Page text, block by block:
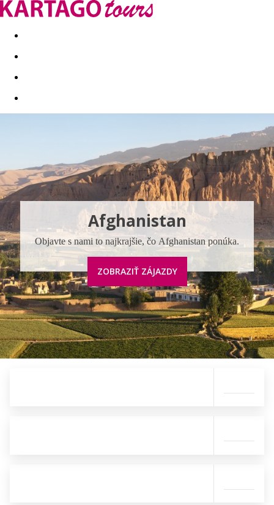
Last minute Dovolenkové kluby
Afghanistan
Objavte s nami to najkrajšie, čo Afghanistan ponúka.
ZOBRAZIŤ ZÁJAZDY